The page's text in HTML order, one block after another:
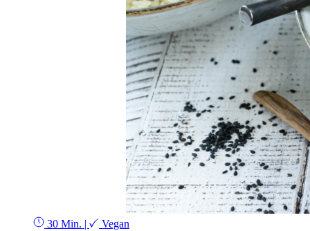
30 Min. | Vegan